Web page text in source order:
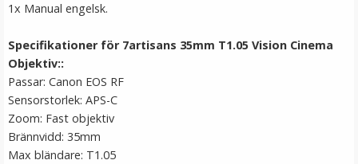
JJC mjuk avtrycksknapp röd – konvex Soft Release
1x Manual engelsk.
Specifikationer för 7artisans 35mm T1.05 Vision Cinema
Objektiv::
Passar: Canon EOS RF
Sensorstorlek: APS-C
Zoom: Fast objektiv
Brännvidd: 35mm
Max bländare: T1.05